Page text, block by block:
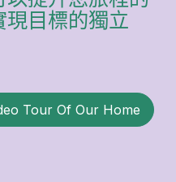
目標的獨立
Tour Of Our Home